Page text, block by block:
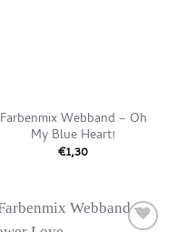
Farbenmix Webband – Oh
My Blue Heart!
€1,30